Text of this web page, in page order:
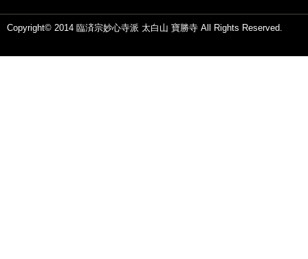
Copyright© 2014 臨済宗妙心寺派 太白山 寶勝寺 All Rights Reserved.